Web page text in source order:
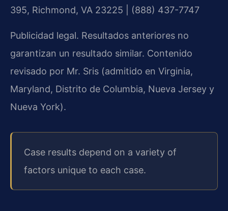
395, Richmond, VA 23225 | (888) 437-7747
Publicidad legal. Resultados anteriores no
garantizan un resultado similar. Contenido
revisado por Mr. Sris (admitido en Virginia,
Maryland, Distrito de Columbia, Nueva Jersey y
Nueva York).
Case results depend on a variety of
factors unique to each case.